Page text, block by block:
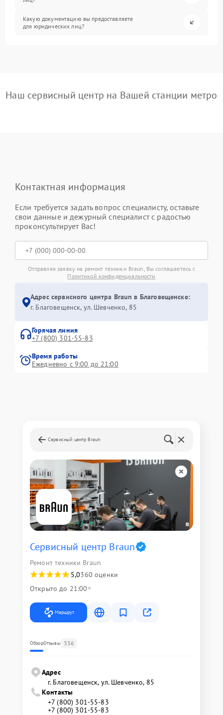
Какую документацию вы предоставляете
для юридических лиц?
Наш сервисный центр на Вашей станции метро
Контактная информация
Если требуется задать вопрос специалисту, оставьте
свои данные и дежурный специалист с радостью
проконсультирует Вас!
Отправляя заявку на ремонт техники Braun, Вы соглашаетесь с
Политикой конфиденциальности
Адрес сервисного центра Braun в Благовещенске:
г. Благовещенск, ул. Шевченко, 85
Горячая линия
+7 (800) 301-55-83
Время работы
Ежедневно с 9:00 до 21:00
Сервисный центр Braun
Сервисный центр Braun
Ремонт техники Braun
5,0360 оценки
Открыто до 21:00
Маршрут
ОбзорОтзывы 336
Адрес
г. Благовещенск, ул. Шевченко, 85
Контакты
+7 (800) 301-55-83
+7 (800) 301-55-83